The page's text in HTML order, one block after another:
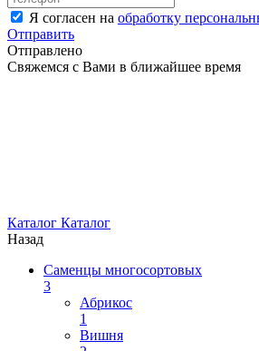
Я согласен на обработку
Отправить
Отправлено
Свяжемся с Вами в ближайшее время
Каталог Каталог
Назад
Саменцы многосортовых
3
Абрикос
1
Вишня